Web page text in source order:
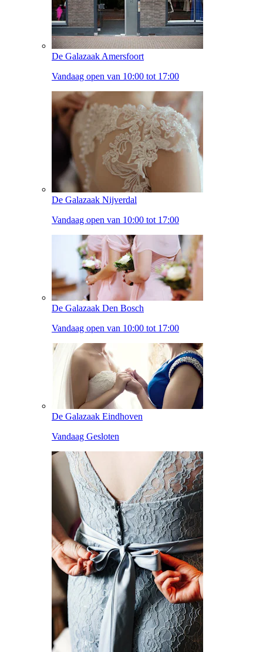
De Galazaak Amersfoort
Vandaag open van 10:00 tot 17:00
De Galazaak Nijverdal
Vandaag open van 10:00 tot 17:00
De Galazaak Den Bosch
Vandaag open van 10:00 tot 17:00
De Galazaak Eindhoven
Vandaag Gesloten